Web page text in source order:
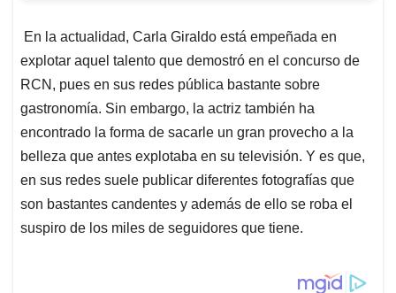
En la actualidad, Carla Giraldo está empeñada en
explotar aquel talento que demostró en el concurso de
RCN, pues en sus redes pública bastante sobre
gastronomía. Sin embargo, la actriz también ha
encontrado la forma de sacarle un gran provecho a la
belleza que antes explotaba en su televisión. Y es que,
en sus redes suele publicar diferentes fotografías que
son bastantes candentes y además de ello se roba el
suspiro de los miles de seguidores que tiene.